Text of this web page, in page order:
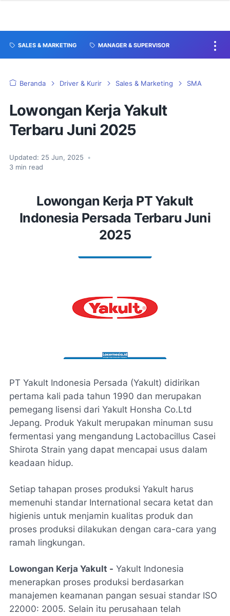
SALES & MARKETING MANAGER & SUPERVISOR
Beranda Driver & Kurir Sales & Marketing SMA
Lowongan Kerja Yakult
Terbaru Juni 2025
Updated: 25 Jun, 2025
•
3 min read
Lowongan Kerja PT Yakult
Indonesia Persada Terbaru Juni
2025
PT Yakult Indonesia Persada (Yakult) didirikan
pertama kali pada tahun 1990 dan merupakan
pemegang lisensi dari Yakult Honsha Co.Ltd
Jepang. Produk Yakult merupakan minuman susu
fermentasi yang mengandung Lactobacillus Casei
Shirota Strain yang dapat mencapai usus dalam
keadaan hidup.
Setiap tahapan proses produksi Yakult harus
memenuhi standar International secara ketat dan
higienis untuk menjamin kualitas produk dan
proses produksi dilakukan dengan cara-cara yang
ramah lingkungan.
Lowongan Kerja Yakult - Yakult Indonesia
menerapkan proses produksi berdasarkan
manajemen keamanan pangan sesuai standar ISO
22000: 2005. Selain itu perusahaan telah